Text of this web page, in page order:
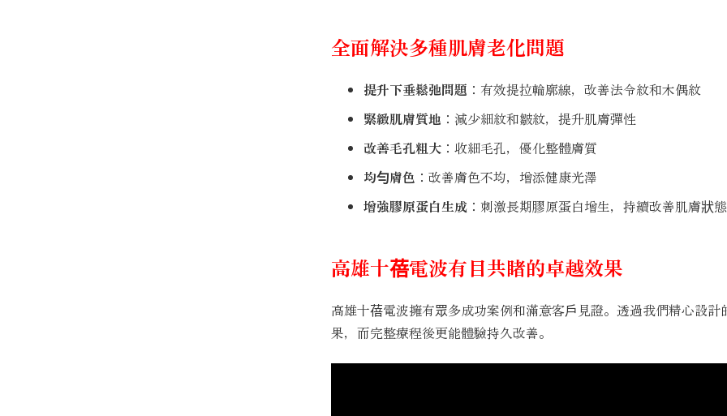
全面解決多種肌膚老化問題
提升下垂鬆弛問題 ：有效提拉輪廓線，改善法令紋和木偶紋
緊緻肌膚質地 ：減少細紋和皺紋，提升肌膚彈性
改善毛孔粗大 ：收細毛孔，優化整體膚質
均勻膚色 ：改善膚色不均，增添健康光澤
增強膠原蛋白生成 ：刺激長期膠原蛋白增生，持續改善肌膚狀態
高雄十蓓電波有目共睹的卓越效果
高雄十蓓電波擁有眾多成功案例和滿意客戶見證。透過我們精心設
果，而完整療程後更能體驗持久改善。